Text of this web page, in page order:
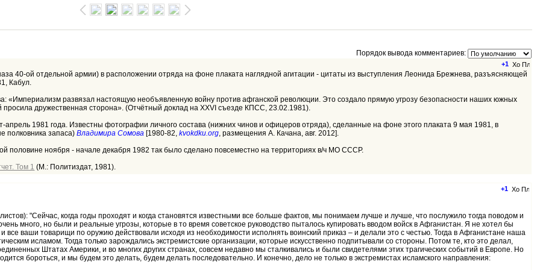
Порядок вывода комментариев:
+1
40-ой отдельной армии) в расположении отряда на фоне плаката наглядной агитации - цитаты из выступления Леонида Брежнева, разъясняющей
Кабул.
«Империализм развязал настоящую необъявленную войну против афганской революции. Это создало прямую угрозу безопасности наших южных
дружественная сторона». (Отчётный доклад на XXVI съезде КПСС, 23.02.1981).
апрель 1981 года. Известны фотографии личного состава (нижних чинов и офицеров отряда), сделанные на фоне этого плаката 9 мая 1981, в
полковника запаса)Владимира Сомова [1980-82,kvokdku.org, размещения А. Качана, авг. 2012].
половине ноября - начале декабря 1982 так было сделано повсеместно на территориях в/ч МО СССР.
Том 1 (М.: Политиздат, 1981).
+1
"Сейчас, когда годы проходят и когда становятся известными все больше фактов, мы понимаем лучше и лучше, что послужило тогда поводом и
много, но были и реальные угрозы, которые в то время советское руководство пыталось купировать вводом войск в Афганистан. Я не хотел бы
и все ваши товарищи по оружию действовали исходя из необходимости исполнять воинский приказ – и делали это с честью. Тогда в Афганистане наша
исламом. Тогда только зарождались экстремистские организации, которые искусственно подпитывали со стороны. Потом те, кто это делал,
Штатах Америки, и во многих других странах, совсем недавно мы сталкивались и были свидетелями этих трагических событий в Европе. Но
бороться, и мы будем это делать, будем делать последовательно. И конечно, дело не только в экстремистах исламского направления: